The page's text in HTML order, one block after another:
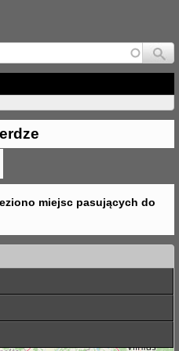
miejsc pasujących do